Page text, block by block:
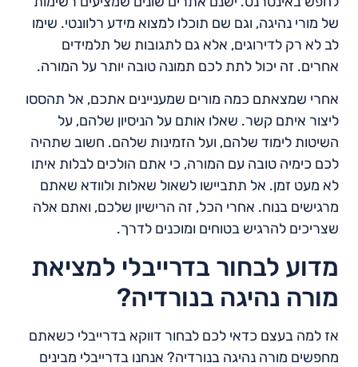
של מורי נהיגה, וגם שם תוכלו למצוא מידע רלוונטי. שימו
לב לא רק לדירוגים, אלא גם לתגובות של תלמידים
אחרים. זה יכול לתת לכם תמונה טובה יותר על המורה.
אחרי שמצאתם כמה מורים שמעניינים אתכם, אל תהססו
ליצור איתם קשר. שאלו אותם על הניסיון שלהם, על
השיטות לימוד שלהם, ועל הזמינות שלהם. חשוב שתהיה
לכם כימיה טובה עם המורה, כי אתם הולכים לבלות איתו
לא מעט זמן. אל תתביישו לשאול שאלות ולוודא שאתם
מרגישים בנוח. אחרי הכל, זה הרישיון שלכם, ואתם אלה
שצריכים להרגיש בטוחים ומוכנים לדרך.
מדוע לבחור בדרייבלי למציאת
מורה נהיגה בנורדיה?
אז למה בעצם כדאי לכם לבחור דווקא בדרייבלי כשאתם
מחפשים מורה נהיגה בנורדיה? אנחנו בדרייבלי מבינים